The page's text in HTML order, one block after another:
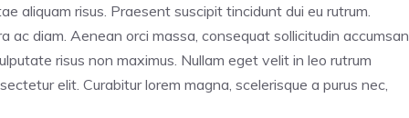
aliquam risus. Praesent suscipit tincidunt dui eu rutrum.
ac diam. Aenean orci massa, consequat sollicitudin accumsan
risus non maximus. Nullam eget velit in leo rutrum
elit. Curabitur lorem magna, scelerisque a purus nec,